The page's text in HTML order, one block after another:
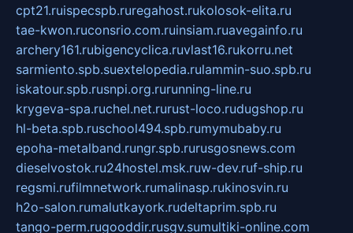
cpt21.ruispecspb.ruregahost.rukolosok-elita.ru
tae-kwon.ruconsrio.com.ruinsiam.ruavegainfo.ru
archery161.rubigencyclica.ruvlast16.rukorru.net
sarmiento.spb.suextelopedia.rulammin-suo.spb.ru
iskatour.spb.rusnpi.org.rurunning-line.ru
krygeva-spa.ruchel.net.rurust-loco.rudugshop.ru
hl-beta.spb.ruschool494.spb.rumymubaby.ru
epoha-metalband.rungr.spb.rurusgosnews.com
dieselvostok.ru24hostel.msk.ruw-dev.ruf-ship.ru
regsmi.rufilmnetwork.rumalinasp.rukinosvin.ru
h2o-salon.rumalutkayork.rudeltaprim.spb.ru
tango-perm.rugooddir.rusgv.sumultiki-online.com